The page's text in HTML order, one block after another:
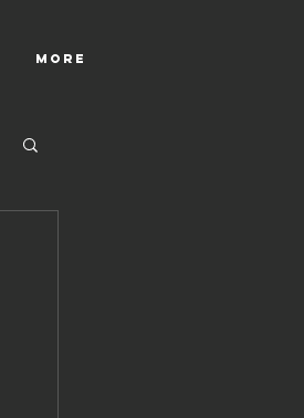
More